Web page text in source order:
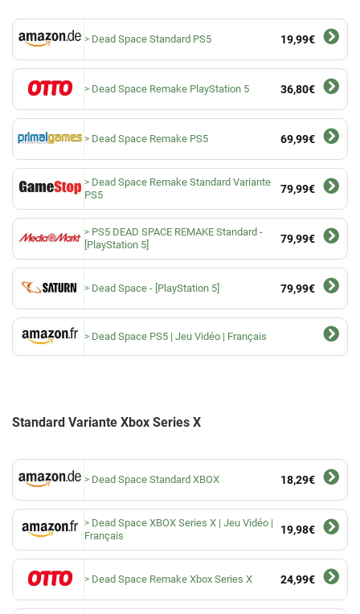
Dead Space Standard PS5 19,99€
Dead Space Remake PlayStation 5 36,80€
Dead Space Remake PS5 69,99€
Dead Space Remake Standard Variante
PS5
79,99€
PS5 DEAD SPACE REMAKE Standard -
[PlayStation 5]
79,99€
Dead Space - [PlayStation 5] 79,99€
Dead Space PS5 | Jeu Vidéo | Français
Standard Variante Xbox Series X
Dead Space Standard XBOX 18,29€
Dead Space XBOX Series X | Jeu Vidéo |
Français
19,98€
Dead Space Remake Xbox Series X 24,99€